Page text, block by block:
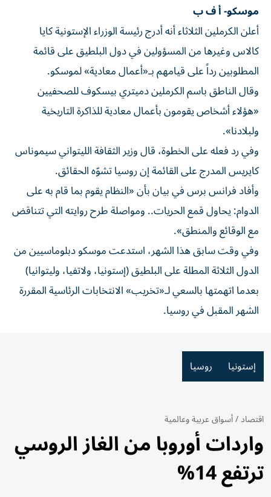
موسكو- أ ف ب
أعلن الكرملين الثلاثاء أنه أدرج رئيسة الوزراء الإستونية كايا
كالاس وغيرها من المسؤولين في دول البلطيق على قائمة
المطلوبين رداً على قيامهم بـ«أعمال معادية» لموسكو.
وقال الناطق باسم الكرملين دميتري بيسكوف للصحفيين
«هؤلاء أشخاص يقومون بأعمال معادية للذاكرة التاريخية
ولبلادنا».
وفي رد فعله على الخطوة، قال وزير الثقافة الليتواني سيموناس
كايريس المدرج على القائمة إن روسيا تشوّه الحقائق.
وأفاد فرانس برس في بيان بأن «النظام يقوم بما قام به على
الدوام: يحاول قمع الحريات.. ومواصلة طرح روايته التي تتناقض
مع الوقائع والمنطق».
وفي وقت سابق هذا الشهر، استدعت موسكو دبلوماسيين من
الدول الثلاثة المطلة على البلطيق (إستونيا، ولاتفيا، وليتوانيا)
بعدما اتهمتها بالسعي لـ«تخريب» الانتخابات الرئاسية المقررة
الشهر المقبل في روسيا.
إستونيا روسيا
اقتصاد/أسواق عربية وعالمية
واردات أوروبا من الغاز الروسي
ترتفع 14%